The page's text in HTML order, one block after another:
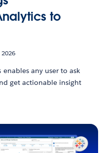
to
2026
any user to ask
get actionable insight